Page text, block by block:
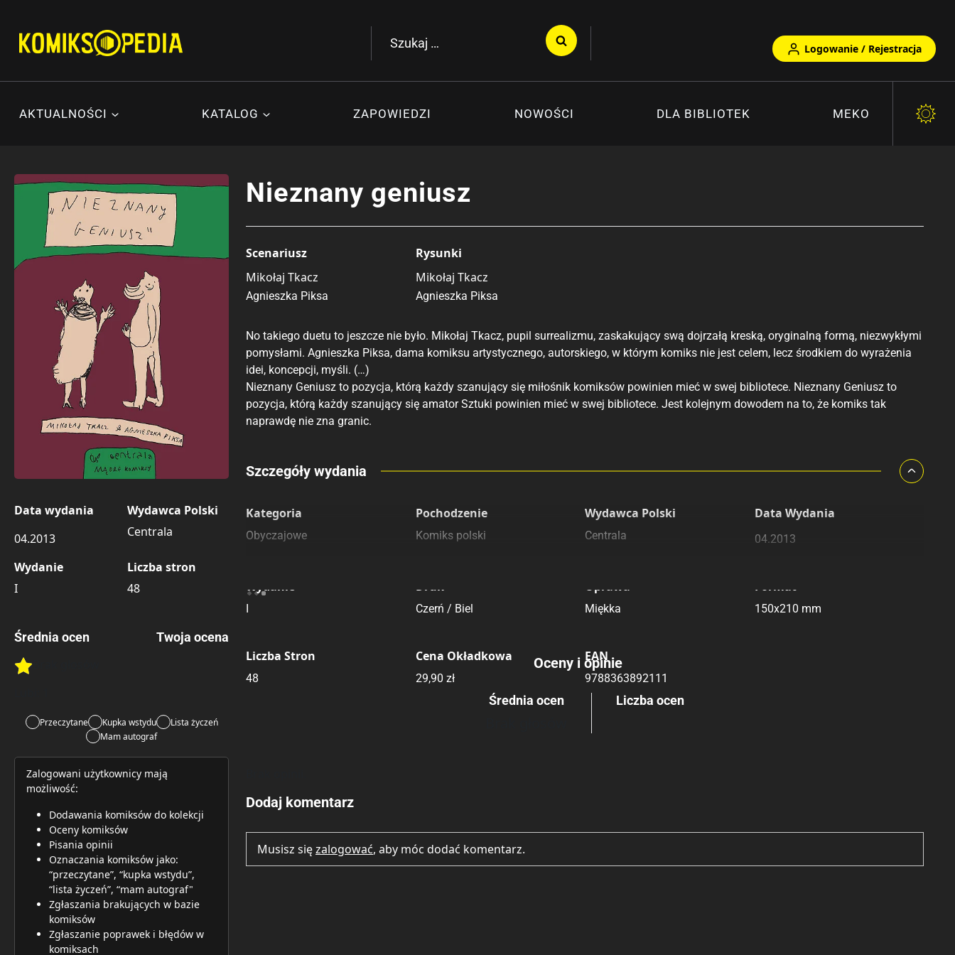
treści
Szukaj:
Logowanie / Rejestracja
AKTUALNOŚCI KATALOG ZAPOWIEDZI NOWOŚCI DLA BIBLIOTEK MEKO
Data wydania
04.2013
Wydawca Polski
Centrala
Wydanie
I
Liczba stron
48
Średnia ocen
Rate this item: Submit Rating
Twoja ocena
Przeczytane Kupka wstydu
Lista życzeń
Mam autograf
Zalogowani użytkownicy mają
możliwość:
Dodawania komiksów do kolekcji
Oceny komiksów
Pisania opinii
Oznaczania komiksów jako:
“przeczytane”, “kupka wstydu”,
“lista życzeń”, “mam autograf"
Zgłaszania brakujących w bazie
komiksów
Zgłaszanie poprawek i błędów w
komiksach
Nieznany geniusz
Scenariusz
Mikołaj Tkacz
Agnieszka Piksa
Rysunki
Mikołaj Tkacz
Agnieszka Piksa
No takiego duetu to jeszcze nie było. Mikołaj Tkacz, pupil surrealizmu, zaskakujący swą dojrzałą kreską, oryginalną formą, niezwykłymi
pomysłami. Agnieszka Piksa, dama komiksu artystycznego, autorskiego, w którym komiks nie jest celem, lecz środkiem do wyrażenia
idei, koncepcji, myśli. (…)
Nieznany Geniusz to pozycja, którą każdy szanujący się miłośnik komiksów powinien mieć w swej bibliotece. Nieznany Geniusz to
pozycja, którą każdy szanujący się amator Sztuki powinien mieć w swej bibliotece. Jest kolejnym dowodem na to, że komiks tak
naprawdę nie zna granic.
Porównaj ceny
Szczegóły wydania
Kategoria
Obyczajowe
Pochodzenie
Komiks polski
Wydawca Polski
Centrala
Data Wydania
04.2013
Wydanie
I
Druk
Czerń / Biel
Oprawa
Miękka
Format
150x210 mm
Liczba Stron
48
Cena Okładkowa
29,90 zł
EAN
9788363892111
Oceny i opinie
Średnia ocen Liczba ocen
Dodaj komentarz
Musisz sięzalogować, aby móc dodać komentarz.